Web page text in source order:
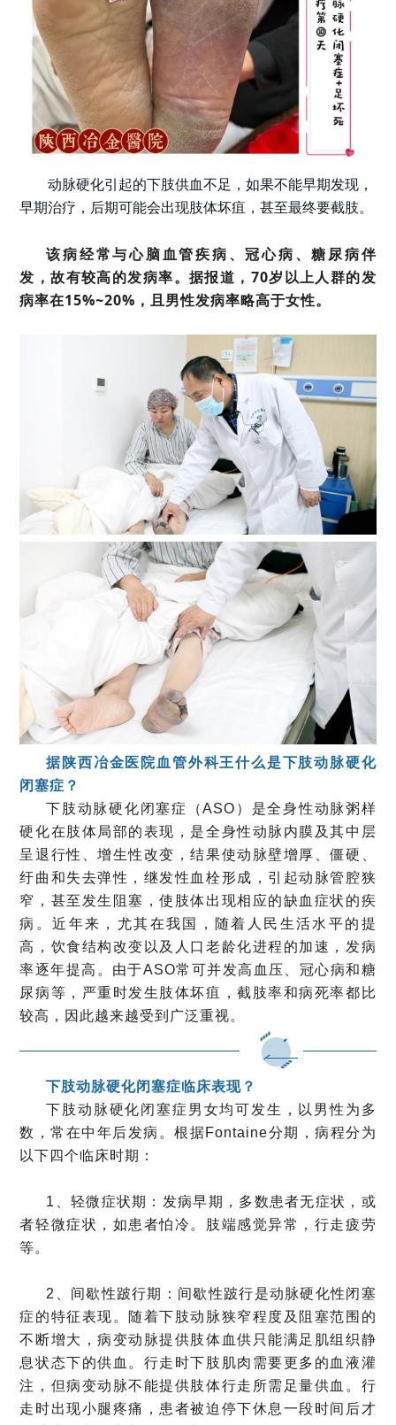
动脉硬化引起的下肢供血不足，如果不能早期发现，
早期治疗，后期可能会出现肢体坏疽，甚至最终要截肢。
该病经常与心脑血管疾病、冠心病、糖尿病伴
发，故有较高的发病率。据报道，70岁以上人群的发
病率在15%~20%，且男性发病率略高于女性。
据陕西冶金医院血管外科王什么是下肢动脉硬化
闭塞症？
下肢动脉硬化闭塞症（ASO）是全身性动脉粥样
硬化在肢体局部的表现，是全身性动脉内膜及其中层
呈退行性、增生性改变，结果使动脉壁增厚、僵硬、
纡曲和失去弹性，继发性血栓形成，引起动脉管腔狭
窄，甚至发生阻塞，使肢体出现相应的缺血症状的疾
病。近年来，尤其在我国，随着人民生活水平的提
高，饮食结构改变以及人口老龄化进程的加速，发病
率逐年提高。由于ASO常可并发高血压、冠心病和糖
尿病等，严重时发生肢体坏疽，截肢率和病死率都比
较高，因此越来越受到广泛重视。
下肢动脉硬化闭塞症临床表现？
下肢动脉硬化闭塞症男女均可发生，以男性为多
数，常在中年后发病。根据Fontaine分期，病程分为
以下四个临床时期：
1、轻微症状期：发病早期，多数患者无症状，或
者轻微症状，如患者怕冷。肢端感觉异常，行走疲劳
等。
2、间歇性跛行期：间歇性跛行是动脉硬化性闭塞
症的特征表现。随着下肢动脉狭窄程度及阻塞范围的
不断增大，病变动脉提供肢体血供只能满足肌组织静
息状态下的供血。行走时下肢肌肉需要更多的血液灌
注，但病变动脉不能提供肢体行走所需足量供血。行
走时出现小腿疼痛，患者被迫停下休息一段时间后才